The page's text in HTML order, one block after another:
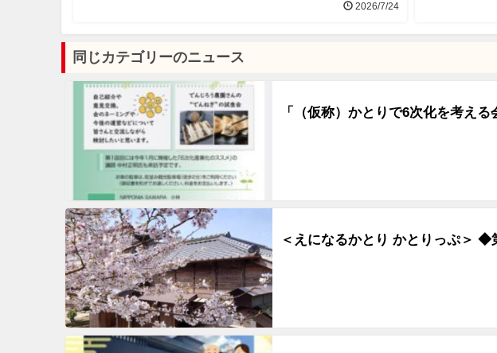
2026/7/24
同じカテゴリーのニュース
「（仮称）かとりで6次化を考える
＜えになるかとり かとりっぷ＞